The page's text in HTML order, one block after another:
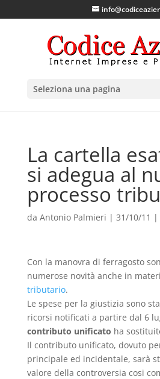
Seleziona una pagina
La cartella
si adegua al
processo
da Antonio Palmieri | 31/10/11 |
Con la manovra di ferragosto
numerose novità anche in
tributario.
Le spese per la giustizia sono
ricorsi notificati a partire dal 6
contributo unificato ha
Il contributo unificato, dovuto
principale ed incidentale, sarà
valore della controversia cosi